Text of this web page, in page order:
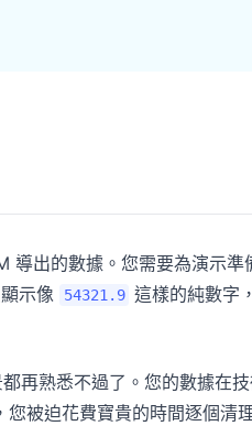
導出的數據。您需要為演示
示像 54321.9 這樣的純數字
再熟悉不過了。您的數據在
您被迫花費寶貴的時間逐個清